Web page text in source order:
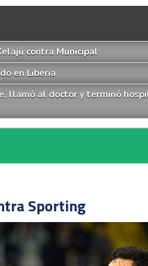
contra Municipal
en Liberia
llamó al doctor y terminó
Sporting